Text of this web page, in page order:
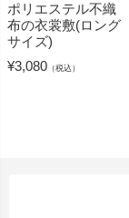
ポリエステル不織
布の衣裳敷(ロング
サイズ)
¥3,080 （税込）